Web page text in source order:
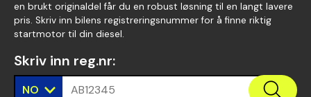
en brukt originaldel får du en robust løsning til en langt lavere
pris. Skriv inn bilens registreringsnummer for å finne riktig
startmotor til din diesel.
Skriv inn reg.nr:
NO AB12345